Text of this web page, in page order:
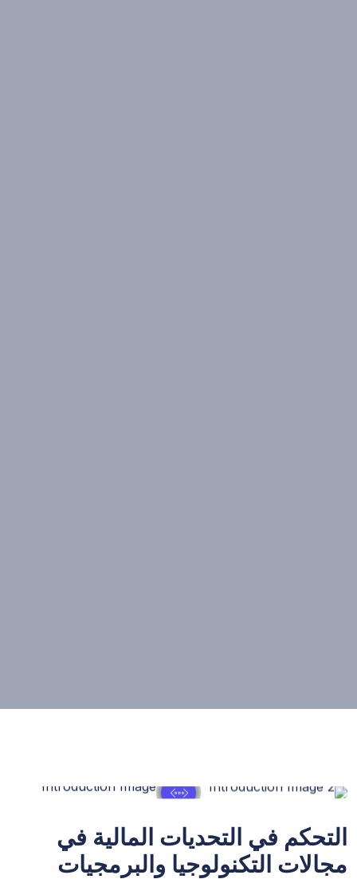
التحكم في التحديات المالية في
مجالات التكنولوجيا والبرمجيات